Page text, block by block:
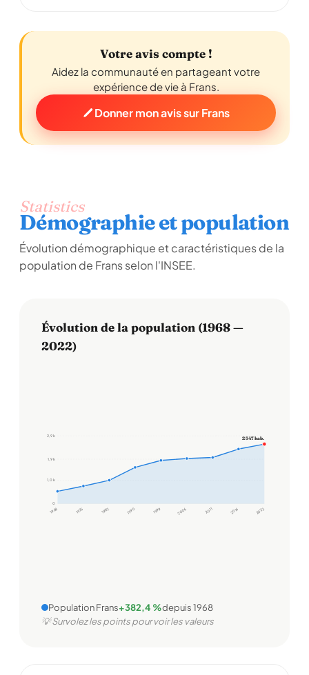
Votre avis compte !
Aidez la communauté en partageant votre
expérience de vie à Frans.
Donner mon avis sur Frans
Statistics
Démographie et population
Évolution démographique et caractéristiques de la
population de Frans selon l'INSEE.
Évolution de la population (1968 —
2022)
0
1,0 k
1,9 k
2,9 k
1968 1975 1982 1990 1999 2006 2011 2016 2022
2 547 hab.
Population Frans+382,4 %depuis 1968
💡 Survolez les points pour voir les valeurs